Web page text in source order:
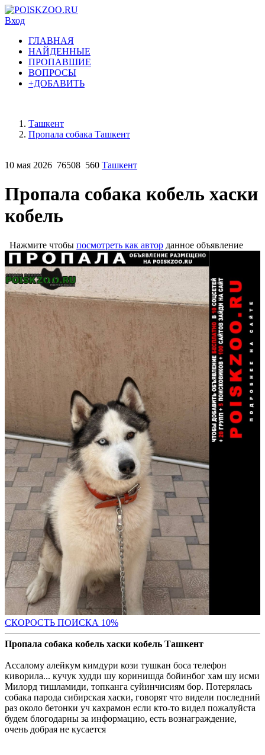
Вход
ГЛАВНАЯ
НАЙДЕННЫЕ
ПРОПАВШИЕ
ВОПРОСЫ
+ДОБАВИТЬ
Ташкент
Пропала собака Ташкент
10 мая 2026 76508 560 Ташкент
Пропала собака кобель хаски
кобель
Нажмите чтобы посмотреть как автор данное объявление
СКОРОСТЬ ПОИСКА 10%
Пропала собака кобель хаски кобель Ташкент
Ассалому алейкум кимдури кози тушкан боса телефон
киворила... кучук худди шу коринишда бойинбог хам шу исми
Милорд тишламиди, топканга суйинчисиям бор. Потерялась
собака парода сибирская хаски, говорят что видели последний
раз около бетонки уч кахрамон если кто-то видел пожалуйста
будем блогодарны за информацию, есть вознаграждение,
очень добрая не кусается